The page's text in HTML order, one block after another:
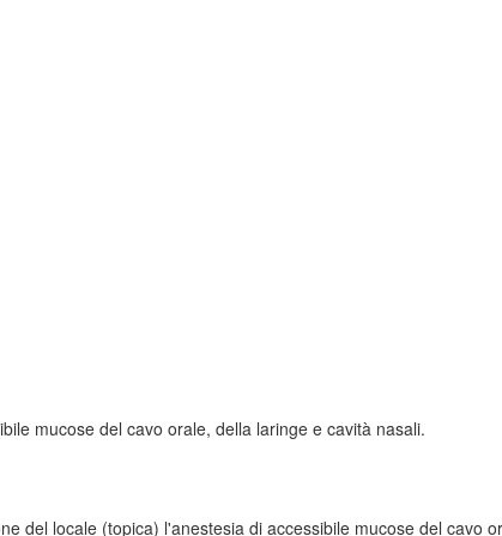
mucose del cavo orale, della laringe e cavità nasali.
del locale (topica) l'anestesia di accessibile mucose del cavo